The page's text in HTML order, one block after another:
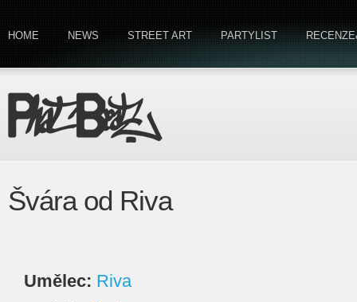
HOME NEWS STREET ART PARTYLIST
Švára od Riva
Umělec: Riva